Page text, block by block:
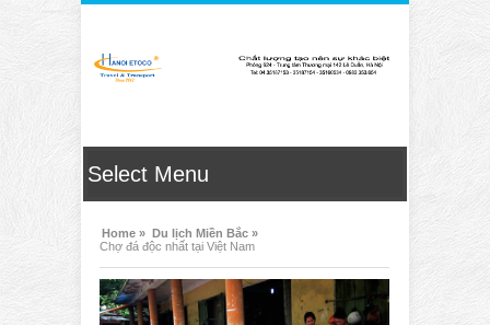
Home » Du lịch Miền Bắc »
Chợ đá độc nhất tại Việt Nam